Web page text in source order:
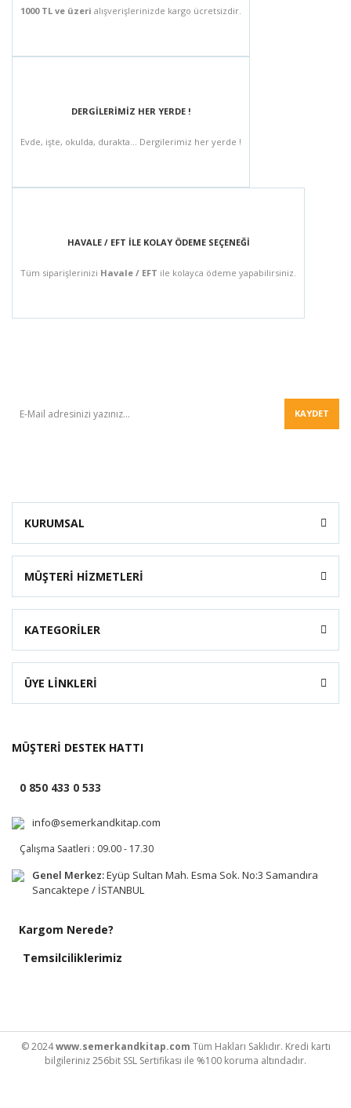
1000 TL ve üzeri alışverişlerinizde kargo ücretsizdir.
DERGİLERİMİZ HER YERDE !
Evde, işte, okulda, durakta... Dergilerimiz her yerde !
HAVALE / EFT İLE KOLAY ÖDEME SEÇENEĞİ
Tüm siparişlerinizi Havale / EFT ile kolayca ödeme yapabilirsiniz.
KAYDET
KURUMSAL
MÜŞTERİ HİZMETLERİ
KATEGORİLER
ÜYE LİNKLERİ
MÜŞTERİ DESTEK HATTI
0 850 433 0 533
info@semerkandkitap.com
Çalışma Saatleri : 09.00 - 17.30
Genel Merkez:Eyüp Sultan Mah. Esma Sok. No:3 Samandıra
Sancaktepe / İSTANBUL
Kargom Nerede?
Temsilciliklerimiz
© 2024www.semerkandkitap.com Tüm Hakları Saklıdır. Kredi kartı
bilgileriniz 256bit SSL Sertifikası ile %100 koruma altındadır.